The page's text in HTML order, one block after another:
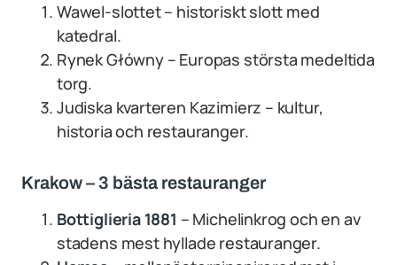
Wawel-slottet – historiskt slott med
katedral.
Rynek Główny – Europas största medeltida
torg.
Judiska kvarteren Kazimierz – kultur,
historia och restauranger.
Krakow – 3 bästa restauranger
Bottiglieria 1881 – Michelinkrog och en av
stadens mest hyllade restauranger.